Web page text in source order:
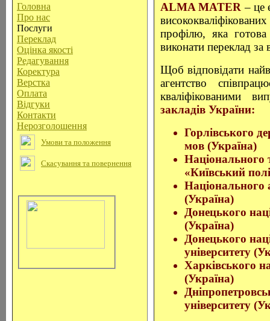
Головна
Про нас
Послуги
Переклад
Оцінка якості
Редагування
Коректура
Верстка
Оплата
Відгуки
Контакти
Нерозголошення
Умови та положення
Скасування та повернення
ALMA MATER– це
висококваліфікованих
профілю, яка
виконати переклад за
Щоб відповідати
агентство
кваліфікованими
закладів України:
Горлівського
мов (Україна)
Національного
«Київський
Національного
(Україна)
Донецького
(Україна)
Донецького
університету
Харківського
(Україна)
університету